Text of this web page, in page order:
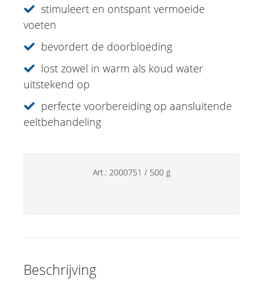
Specialiteiten
Lipverzorging
Deo's
Handverzorging
Huishoudsproducten
stimuleert en ontspant vermoeide
voeten
bevordert de doorbloeding
lost zowel in warm als koud water
uitstekend op
perfecte voorbereiding op aansluitende
eeltbehandeling
Art.: 2000751 / 500 g
Beschrijving